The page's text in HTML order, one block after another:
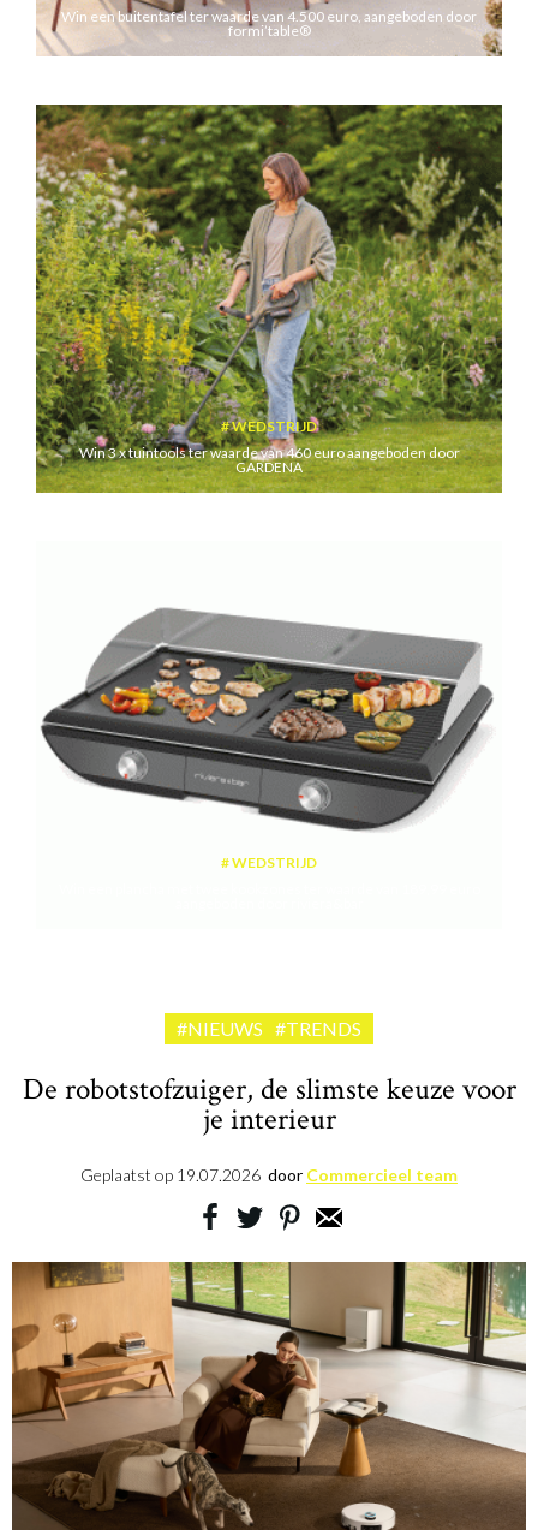
Win een buitentafel ter waarde van 4.500 euro, aangeboden door
formi’table®
WEDSTRIJD
Win 3 x tuintools ter waarde van 460 euro aangeboden door
GARDENA
WEDSTRIJD
#NIEUWS #TRENDS
De robotstofzuiger, de slimste keuze voor
je interieur
Geplaatst op 19.07.2026 door Commercieel team